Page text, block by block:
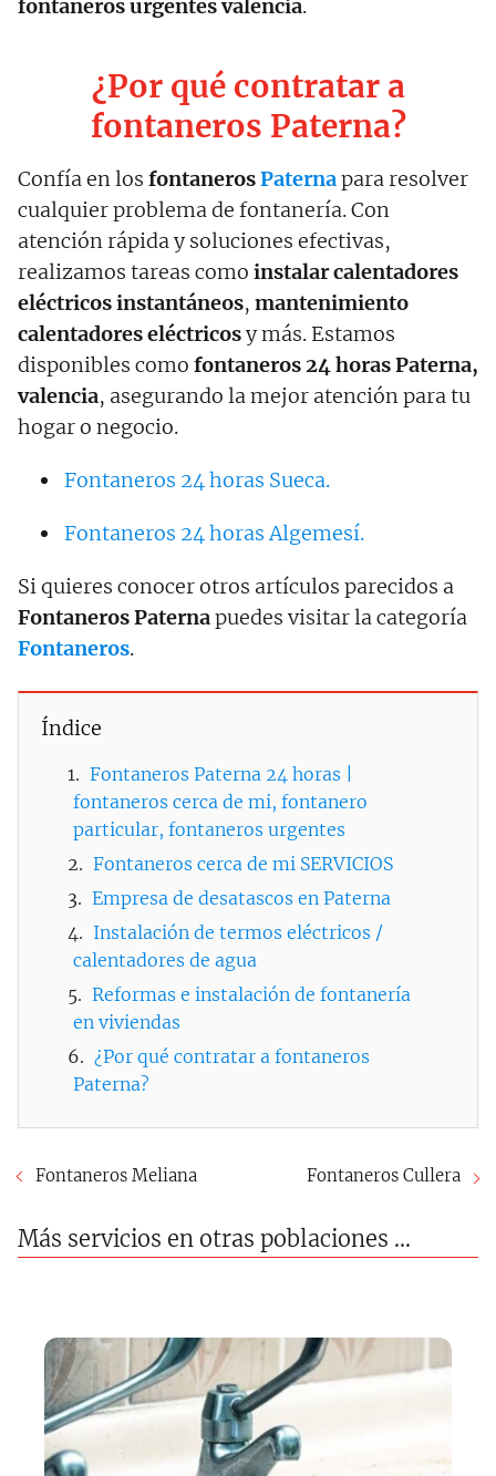
fontaneros urgentes valencia.
¿Por qué contratar a
fontaneros Paterna?
Confía en los fontanerosPaternapara resolver
cualquier problema de fontanería. Con
atención rápida y soluciones efectivas,
realizamos tareas como instalar calentadores
eléctricos instantáneos, mantenimiento
calentadores eléctricosy más. Estamos
disponibles como fontaneros 24 horas Paterna,
valencia, asegurando la mejor atención para tu
hogar o negocio.
Fontaneros 24 horas Sueca.
Fontaneros 24 horas Algemesí.
Si quieres conocer otros artículos parecidos a
Fontaneros Paternapuedes visitar la categoría
Fontaneros.
Índice
Fontaneros Paterna 24 horas |
fontaneros cerca de mi, fontanero
particular, fontaneros urgentes
Fontaneros cerca de mi SERVICIOS
Empresa de desatascos en Paterna
Instalación de termos eléctricos /
calentadores de agua
Reformas e instalación de fontanería
en viviendas
¿Por qué contratar a fontaneros
Paterna?
Fontaneros Meliana Fontaneros Cullera
Más servicios en otras poblaciones ...